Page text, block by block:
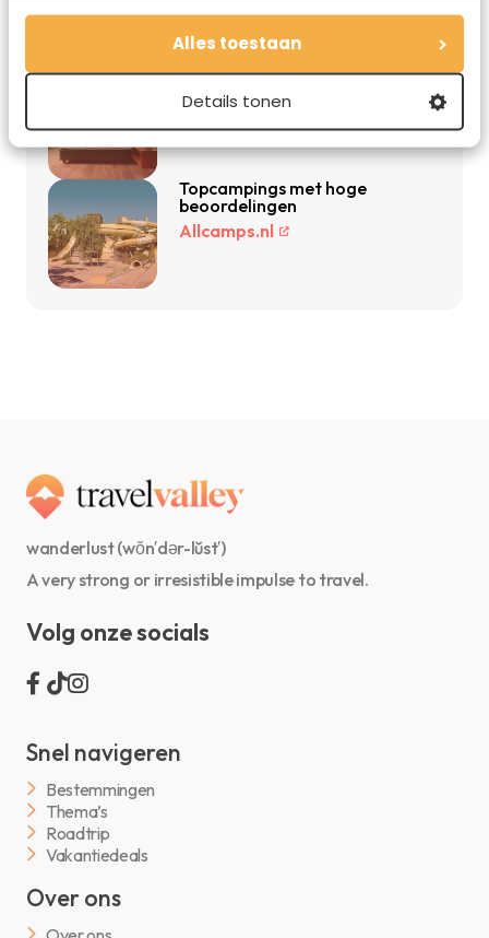
Alles toestaan
Details tonen
Vakantiediscounter.nl
Vind de beste hotels voor jouw
reis
Topcampings met hoge
beoordelingen
Allcamps.nl
wanderlust (wŏn′dər-lŭst′)
A very strong or irresistible impulse to travel.
Volg onze socials
Snel navigeren
Bestemmingen
Thema’s
Roadtrip
Vakantiedeals
Over ons